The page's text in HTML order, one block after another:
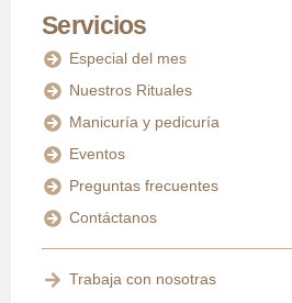
Servicios
Especial del mes
Nuestros Rituales
Manicuría y pedicuría
Eventos
Preguntas frecuentes
Contáctanos
Trabaja con nosotras